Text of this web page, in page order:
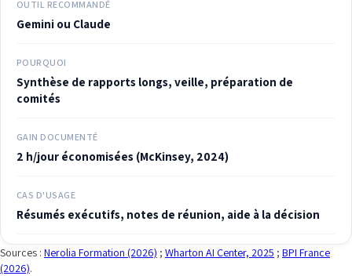
OUTIL RECOMMANDÉ
Gemini ou Claude
POURQUOI
Synthèse de rapports longs, veille, préparation de
comités
GAIN DOCUMENTÉ
2 h/jour économisées (McKinsey, 2024)
CAS D'USAGE
Résumés exécutifs, notes de réunion, aide à la décision
Sources : Nerolia Formation (2026) ; Wharton AI Center, 2025 ; BPI France
(2026).